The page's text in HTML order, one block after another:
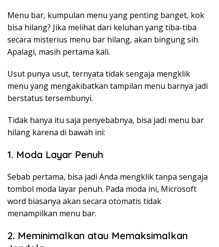
Menu bar, kumpulan menu yang penting banget, kok
bisa hilang? Jika melihat dari keluhan yang tiba-tiba
secara misterius menu bar hilang, akan bingung sih.
Apalagi, masih pertama kali.
Usut punya usut, ternyata tidak sengaja mengklik
menu yang mengakibatkan tampilan menu barnya jadi
berstatus tersembunyi.
Tidak hanya itu saja penyebabnya, bisa jadi menu bar
hilang karena di bawah ini:
1. Moda Layar Penuh
Sebab pertama, bisa jadi Anda mengklik tanpa sengaja
tombol moda layar penuh. Pada moda ini, Microsoft
word biasanya akan secara otomatis tidak
menampilkan menu bar.
2. Meminimalkan atau Memaksimalkan